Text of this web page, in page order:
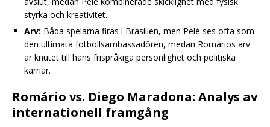
styrka och kreativitet.
Arv: Båda spelarna firas i Brasilien, men Pelé ses ofta som
den ultimata fotbollsambassadören, medan Romários arv
är knutet till hans frispråkiga personlighet och politiska
karriär.
Romário vs. Diego Maradona: Analys av
internationell framgång